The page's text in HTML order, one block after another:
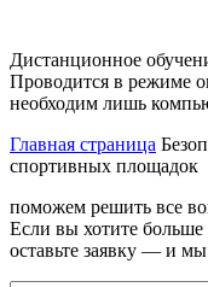
Дистанционное
Проводится в режиме
необходим лишь
Главная страница
спортивных площадок
поможем решить все
Если вы хотите больше
оставьте заявку — и